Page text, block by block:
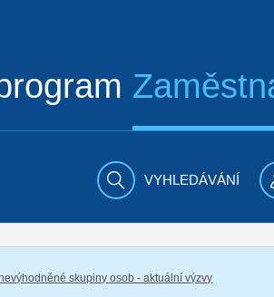
VYHLEDÁVÁNÍ
skupiny osob - aktuální výzvy